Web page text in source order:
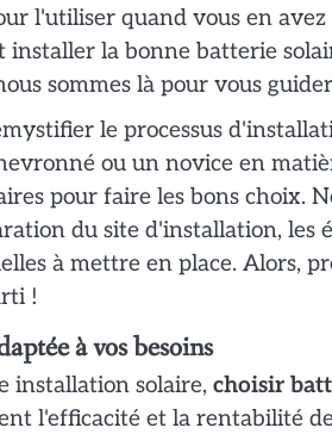
l'utiliser quand vous en
installer la bonne batterie
sommes là pour vous
le processus
ou un novice en
pour faire les bons choix.
du site d'installation,
à mettre en place. Alors,
!
à vos besoins
installation solaire,choisir
l'efficacité et la rentabilité